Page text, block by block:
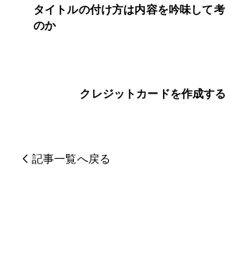
タイトルの付け方は内容を吟味して
のか
クレジットカードを作成す
記事一覧へ戻る